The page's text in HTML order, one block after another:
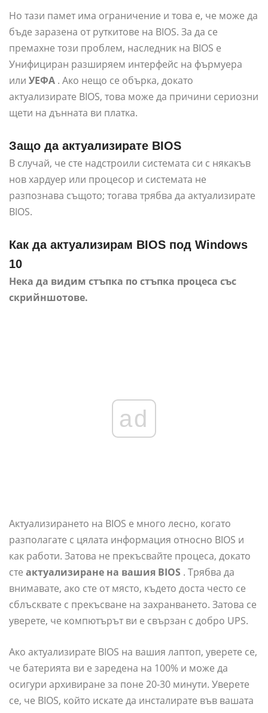
Но тази памет има ограничение и това е, че може да
бъде заразена от руткитове на BIOS. За да се
премахне този проблем, наследник на BIOS е
Унифициран разширяем интерфейс на фърмуера
или УЕФА . Ако нещо се обърка, докато
актуализирате BIOS, това може да причини сериозни
щети на дънната ви платка.
Защо да актуализирате BIOS
В случай, че сте надстроили системата си с някакъв
нов хардуер или процесор и системата не
разпознава същото; тогава трябва да актуализирате
BIOS.
Как да актуализирам BIOS под Windows
10
Нека да видим стъпка по стъпка процеса със
скрийншотове.
ad
Актуализирането на BIOS е много лесно, когато
разполагате с цялата информация относно BIOS и
как работи. Затова не прекъсвайте процеса, докато
сте актуализиране на вашия BIOS . Трябва да
внимавате, ако сте от място, където доста често се
сблъсквате с прекъсване на захранването. Затова се
уверете, че компютърът ви е свързан с добро UPS.
Ако актуализирате BIOS на вашия лаптоп, уверете се,
че батерията ви е заредена на 100% и може да
осигури архивиране за поне 20-30 минути. Уверете
се, че BIOS, който искате да инсталирате във вашата